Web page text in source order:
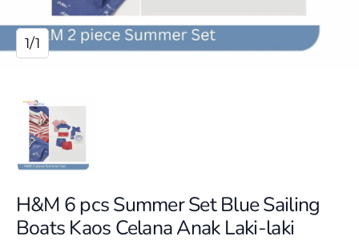
1/1
H&M 6 pcs Summer Set Blue Sailing
Boats Kaos Celana Anak Laki-laki